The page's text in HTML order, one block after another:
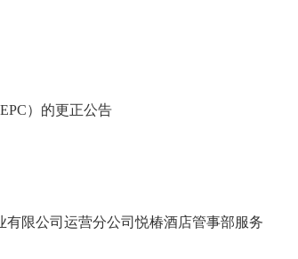
）的更正公告
限公司运营分公司悦椿酒店管事部服务